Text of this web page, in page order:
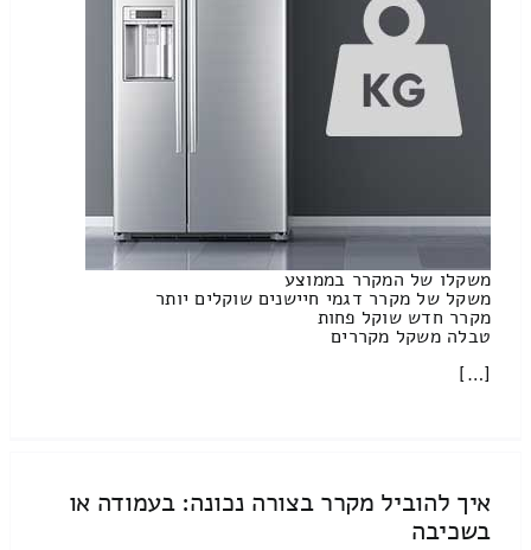
משקלו של המקרר בממוצע
משקל של מקרר דגמי חיישנים שוקלים יותר
מקרר חדש שוקל פחות
טבלה משקל מקררים
[…]
איך להוביל מקרר בצורה נכונה: בעמודה או
בשכיבה